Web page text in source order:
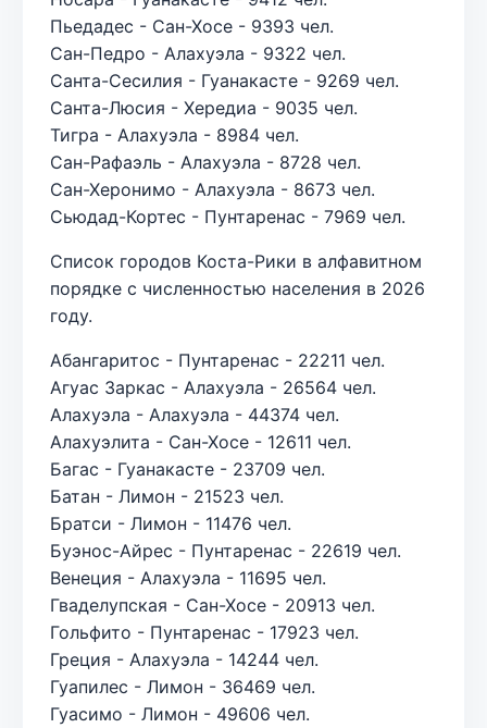
Пьедадес - Сан-Хосе - 9393 чел.
Сан-Педро - Алахуэла - 9322 чел.
Санта-Сесилия - Гуанакасте - 9269 чел.
Санта-Люсия - Хередиа - 9035 чел.
Тигра - Алахуэла - 8984 чел.
Сан-Рафаэль - Алахуэла - 8728 чел.
Сан-Херонимо - Алахуэла - 8673 чел.
Сьюдад-Кортес - Пунтаренас - 7969 чел.
Список городов Коста-Рики в алфавитном
порядке с численностью населения в 2026
году.
Абангаритос - Пунтаренас - 22211 чел.
Агуас Заркас - Алахуэла - 26564 чел.
Алахуэла - Алахуэла - 44374 чел.
Алахуэлита - Сан-Хосе - 12611 чел.
Багас - Гуанакасте - 23709 чел.
Батан - Лимон - 21523 чел.
Братси - Лимон - 11476 чел.
Буэнос-Айрес - Пунтаренас - 22619 чел.
Венеция - Алахуэла - 11695 чел.
Гваделупская - Сан-Хосе - 20913 чел.
Гольфито - Пунтаренас - 17923 чел.
Греция - Алахуэла - 14244 чел.
Гуапилес - Лимон - 36469 чел.
Гуасимо - Лимон - 49606 чел.